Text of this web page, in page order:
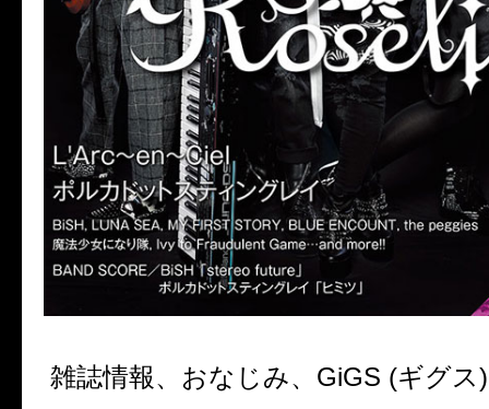
雑誌情報、おなじみ、GiGS (ギグス